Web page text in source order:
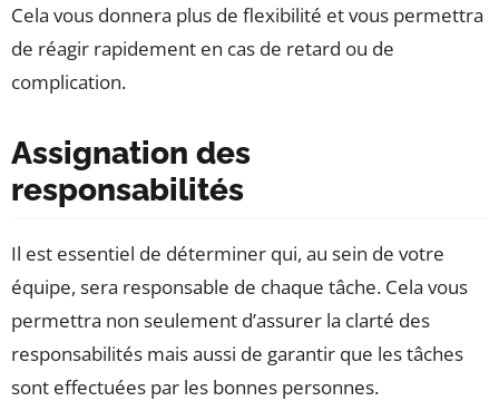
Cela vous donnera plus de flexibilité et vous permettra
de réagir rapidement en cas de retard ou de
complication.
Assignation des
responsabilités
Il est essentiel de déterminer qui, au sein de votre
équipe, sera responsable de chaque tâche. Cela vous
permettra non seulement d’assurer la clarté des
responsabilités mais aussi de garantir que les tâches
sont effectuées par les bonnes personnes.